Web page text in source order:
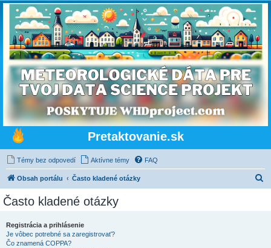
Pretaktovanie.sk
Témy bez odpovedí Aktívne témy FAQ
Obsah portálu Často kladené otázky
Často kladené otázky
Registrácia a prihlásenie
Je vôbec potrebné sa zaregistrovať?
Čo znamená COPPA?